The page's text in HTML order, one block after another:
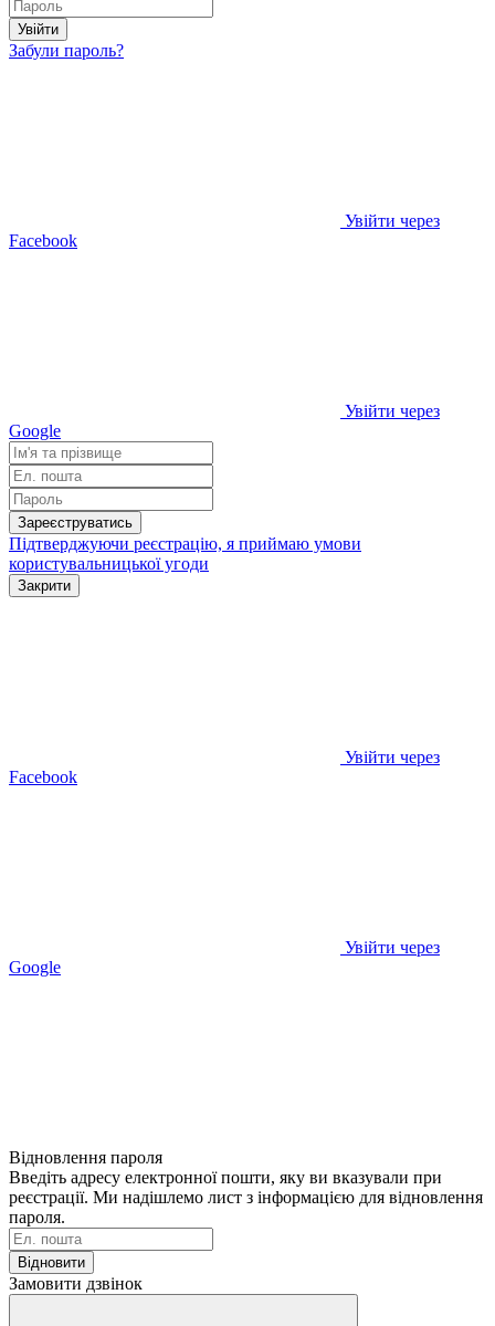
Увійти
Забули пароль?
Увійти через
Facebook
Увійти через
Google
Зареєструватись
Підтверджуючи реєстрацію, я приймаю умови
користувальницької угоди
Закрити
Увійти через
Facebook
Увійти через
Google
Відновлення пароля
Введіть адресу електронної пошти, яку ви вказували при
реєстрації. Ми надішлемо лист з інформацією для відновлення
пароля.
Відновити
Замовити дзвінок